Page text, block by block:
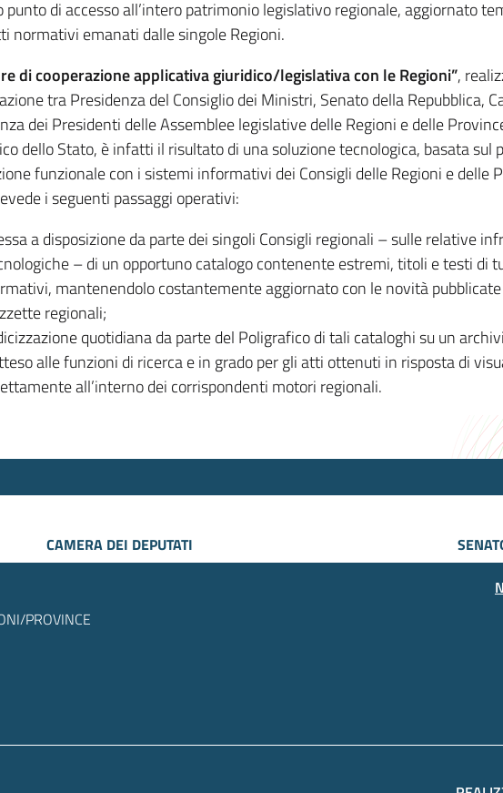
punto di accesso all’intero patrimonio legislativo regionale, aggiornato
normativi emanati dalle singole Regioni.
di cooperazione applicativa giuridico/legislativa con le Regioni”,
tra Presidenza del Consiglio dei Ministri, Senato della Repubblica,
dei Presidenti delle Assemblee legislative delle Regioni e delle
dello Stato, è infatti il risultato di una soluzione tecnologica, basata sul
funzionale con i sistemi informativi dei Consigli delle Regioni e delle
i seguenti passaggi operativi:
a disposizione da parte dei singoli Consigli regionali – sulle relative
– di un opportuno catalogo contenente estremi, titoli e testi di
mantenendolo costantemente aggiornato con le novità
regionali;
quotidiana da parte del Poligrafico di tali cataloghi su un
alle funzioni di ricerca e in grado per gli atti ottenuti in risposta di
all’interno dei corrispondenti motori regionali.
CAMERA DEI DEPUTATI
PROVINCE